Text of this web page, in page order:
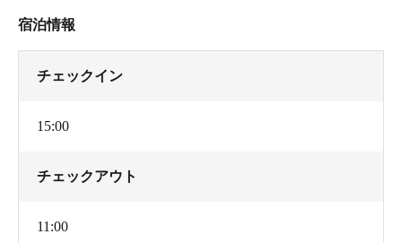
宿泊情報
チェックイン
15:00
チェックアウト
11:00